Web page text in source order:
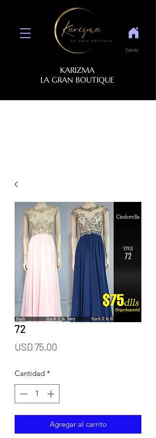
KARIZMA
LA GRAN BOUTIQUE
Carrito
72
USD 75.00
Cantidad *
Agregar al carrito